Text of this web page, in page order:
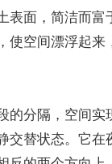
表面，简洁而富
使空间漂浮起来
的分隔，空间实
交替状态。它在